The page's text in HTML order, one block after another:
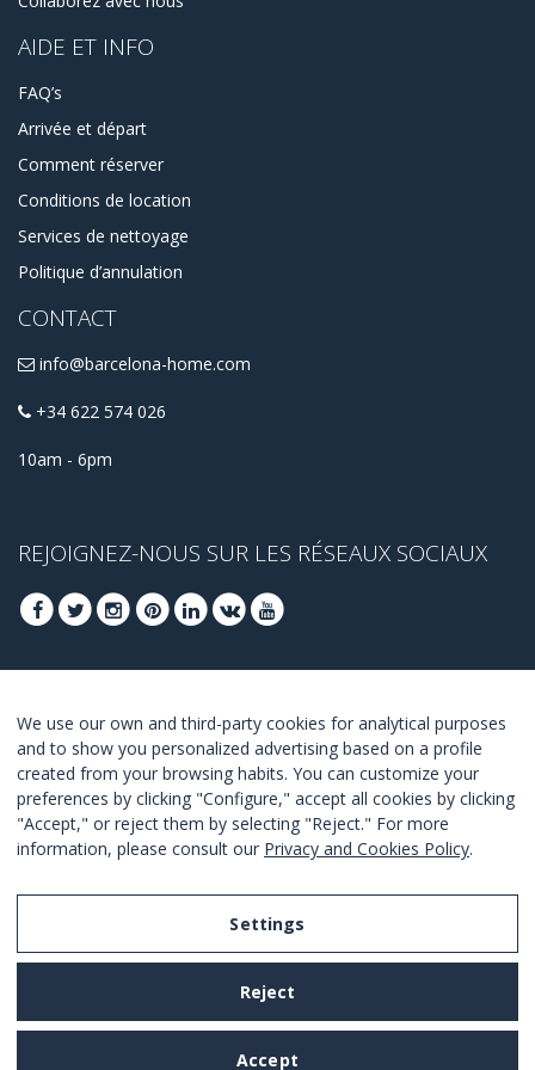
AIDE ET INFO
FAQ’s
Arrivée et départ
Comment réserver
Conditions de location
Services de nettoyage
Politique d’annulation
CONTACT
info@barcelona-home.com
+34 622 574 026
10am - 6pm
REJOIGNEZ-NOUS SUR LES RÉSEAUX SOCIAUX
MEILLEURES OFFRES
JOINDRE
Je suis d´accord avec les termes et conditions.
We use our own and third-party cookies for analytical purposes
and to show you personalized advertising based on a profile
created from your browsing habits. You can customize your
preferences by clicking "Configure," accept all cookies by clicking
"Accept," or reject them by selecting "Reject." For more
information, please consult our Privacy and Cookies Policy.
Settings
Reject
Accept
Legal Notice
Privacy and Cookies Policy
Terms and Conditions of Use